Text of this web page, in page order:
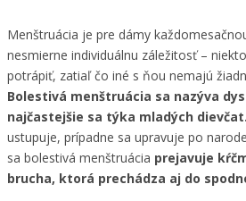
Menštruácia je pre dámy
nesmierne individuálnu záležitosť –
potrápiť, zatiaľ čo iné s ňou nemajú
Bolestivá menštruácia sa nazýva
najčastejšie sa týka mladých dievčat.
ustupuje, prípadne sa upravuje po
sa bolestivá menštruácia prejavuje
brucha, ktorá prechádza aj do